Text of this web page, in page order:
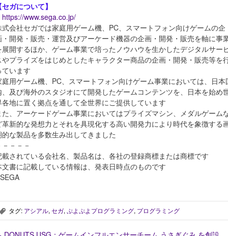
ガについて】
https://www.sega.co.jp/
式会社セガでは家庭用ゲーム機、PC、スマートフォン向けゲームの企
・開発・販売・運営及びアーケード機器の企画・開発・販売を軸に事
展開するほか、ゲーム事業で培ったノウハウを生かしたデジタルサー
やプライズをはじめとしたキャラクター商品の企画・開発・販売等を
ています
庭用ゲーム機、PC、スマートフォン向けゲーム事業においては、日本
、及び海外のスタジオにて開発したゲームコンテンツを、日本を始め
各地に置く拠点を通して全世界にご提供しています
た、アーケードゲーム事業においてはプライズマシン、メダルゲーム
革新的な発想力とそれを具現化する高い開発力により時代を象徴する
的な製品を多数生み出してきました
－－－
載されている会社名、製品名は、各社の登録商標または商標です
文書に記載している情報は、発表日時点のものです
タグ: アシアル, セガ, ぷよぷよプログラミング, プログラミング